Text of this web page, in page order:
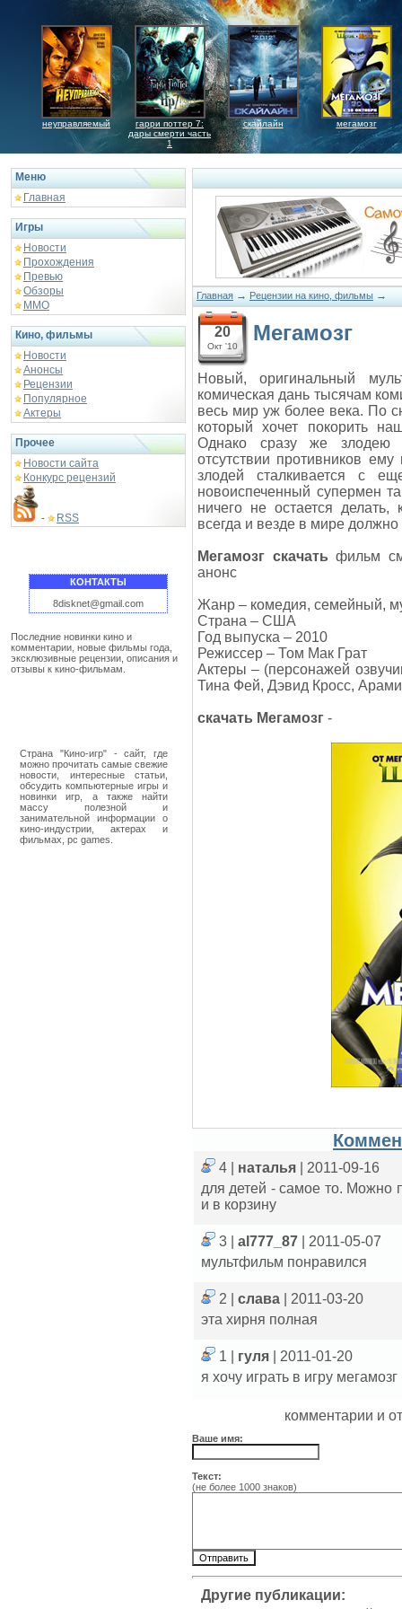
неуправляемый
гарри поттер 7:
дары смерти часть
1
скайлайн мегамозг
Меню
Главная
Игры
Новости
Прохождения
Превью
Обзоры
ММО
Кино, фильмы
Новости
Анонсы
Рецензии
Популярное
Актеры
Прочее
Новости сайта
Конкурс рецензий
- RSS
КОНТАКТЫ
8disknet@gmail.com
Последние новинки кино и
комментарии, новые фильмы года,
эксклюзивные рецензии, описания и
отзывы к кино-фильмам.
Страна "Кино-игр" - сайт, где
можно прочитать самые свежие
новости, интересные статьи,
обсудить компьютерные игры и
новинки игр, а также найти
массу полезной и
занимательной информации о
кино-индустрии, актерах и
фильмах, pc games.
Главная → Рецензии на кино, фильмы →
20
Окт '10
Мегамозг
Новый, оригинальный
комическая дань тысячам
весь мир уж более века. По
который хочет покорить
Однако сразу же злодею
отсутствии противников
злодей сталкивается с
новоиспеченный супермен
ничего не остается делать,
всегда и везде в мире
Мегамозг скачать фильм
анонс
Жанр – комедия, семейный,
Страна – США
Год выпуска – 2010
Режиссер – Том Мак Грат
Актеры – (персонажей
Тина Фей, Дэвид Кросс,
скачать Мегамозг -
4 | наталья
| 2011-09-16
для детей - самое то. Можно
и в корзину
3 | al777_87
| 2011-05-07
мультфильм понравился
2 | слава
| 2011-03-20
эта хирня полная
1 | гуля
| 2011-01-20
я хочу играть в игру мегамозг
комментарии и
Ваше имя:
Текст:
(не более 1000 знаков)
Другие публикации: